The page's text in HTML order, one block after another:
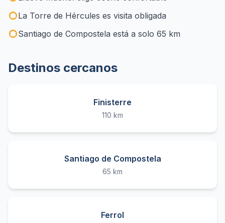
La Torre de Hércules es visita obligada
Santiago de Compostela está a solo 65 km
Destinos cercanos
Finisterre
110 km
Santiago de Compostela
65 km
Ferrol